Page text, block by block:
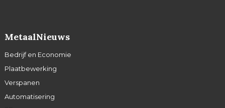
MetaalNieuws
Bedrijf en Economie
Plaatbewerking
Verspanen
Automatisering